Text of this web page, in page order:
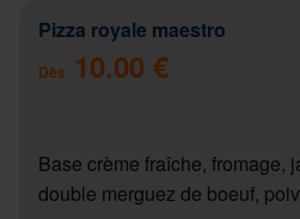
Pizza royale maestro
Dès 10.00 €
Base crème fraîche, fromage,
double merguez de boeuf,